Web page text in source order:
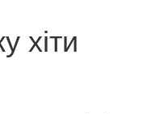
хіти